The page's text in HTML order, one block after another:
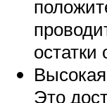
остатки
Это